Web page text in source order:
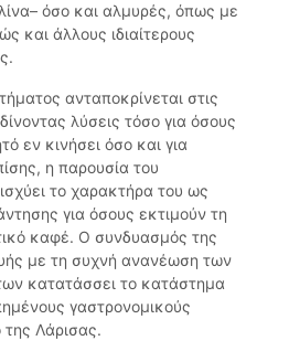
όσο και αλμυρές, όπως με
και άλλους ιδιαίτερους
ανταποκρίνεται στις
λύσεις τόσο για όσους
εν κινήσει όσο και για
η παρουσία του
το χαρακτήρα του ως
για όσους εκτιμούν τη
καφέ. Ο συνδυασμός της
με τη συχνή ανανέωση των
κατατάσσει το κατάστημα
γαστρονομικούς
Λάρισας.